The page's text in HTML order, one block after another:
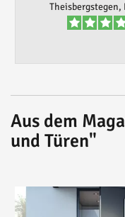
Aus dem
und Türen"